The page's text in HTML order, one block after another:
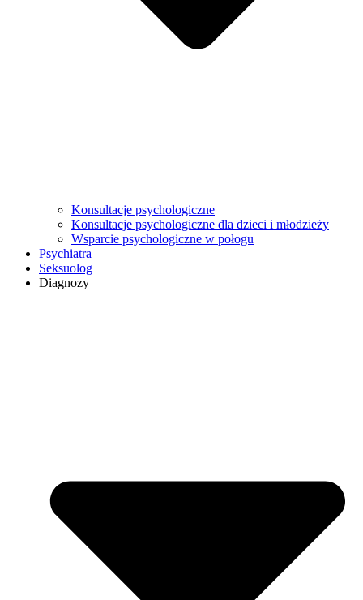
Konsultacje psychologiczne
Konsultacje psychologiczne dla dzieci i młodzieży
Wsparcie psychologiczne w połogu
Psychiatra
Seksuolog
Diagnozy